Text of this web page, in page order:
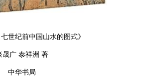
七世纪前中国山水的图式》
晟广 泰祥洲 著
中华书局